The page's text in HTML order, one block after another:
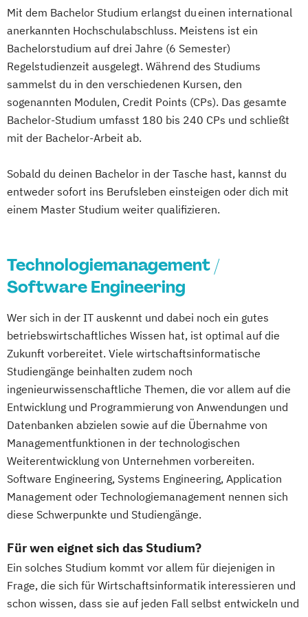
Mit dem Bachelor Studium erlangst du einen international
anerkannten Hochschulabschluss. Meistens ist ein
Bachelorstudium auf drei Jahre (6 Semester)
Regelstudienzeit ausgelegt. Während des Studiums
sammelst du in den verschiedenen Kursen, den
sogenannten Modulen, Credit Points (CPs). Das gesamte
Bachelor-Studium umfasst 180 bis 240 CPs und schließt
mit der Bachelor-Arbeit ab.
Sobald du deinen Bachelor in der Tasche hast, kannst du
entweder sofort ins Berufsleben einsteigen oder dich mit
einem Master Studium weiter qualifizieren.
Technologiemanagement /
Software Engineering
Wer sich in der IT auskennt und dabei noch ein gutes
betriebswirtschaftliches Wissen hat, ist optimal auf die
Zukunft vorbereitet. Viele wirtschaftsinformatische
Studiengänge beinhalten zudem noch
ingenieurwissenschaftliche Themen, die vor allem auf die
Entwicklung und Programmierung von Anwendungen und
Datenbanken abzielen sowie auf die Übernahme von
Managementfunktionen in der technologischen
Weiterentwicklung von Unternehmen vorbereiten.
Software Engineering, Systems Engineering, Application
Management oder Technologiemanagement nennen sich
diese Schwerpunkte und Studiengänge.
Für wen eignet sich das Studium?
Ein solches Studium kommt vor allem für diejenigen in
Frage, die sich für Wirtschaftsinformatik interessieren und
schon wissen, dass sie auf jeden Fall selbst entwickeln und